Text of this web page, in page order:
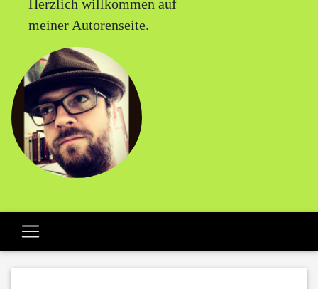
Herzlich willkommen auf
meiner Autorenseite.